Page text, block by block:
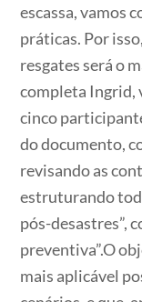
escassa, vamos
práticas. Por
resgates será o
completa Ingrid,
cinco
do documento,
revisando as
estruturando
pós-desastres”,
preventiva”.O
mais aplicável